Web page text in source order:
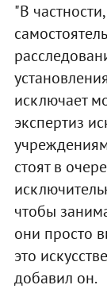
"В
исключает
экспертиз
стоят в
чтобы
они просто
это
добавил он.